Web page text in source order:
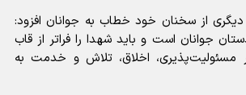
از سخنان خود خطاب به جوانان افزود:
جوانان است و باید شهدا را فراتر از قاب
اخلاق، تلاش و خدمت به